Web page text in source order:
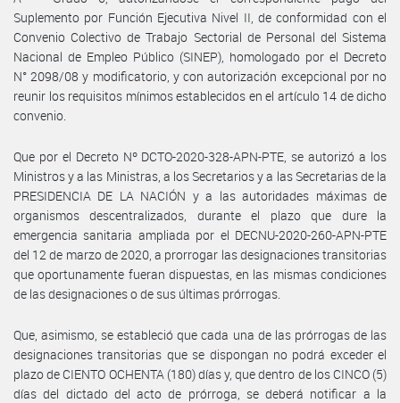
Suplemento por Función Ejecutiva Nivel II, de conformidad con el
Convenio Colectivo de Trabajo Sectorial de Personal del Sistema
Nacional de Empleo Público (SINEP), homologado por el Decreto
N° 2098/08 y modificatorio, y con autorización excepcional por no
reunir los requisitos mínimos establecidos en el artículo 14 de dicho
convenio.
Que por el Decreto Nº DCTO-2020-328-APN-PTE, se autorizó a los
Ministros y a las Ministras, a los Secretarios y a las Secretarias de la
PRESIDENCIA DE LA NACIÓN y a las autoridades máximas de
organismos descentralizados, durante el plazo que dure la
emergencia sanitaria ampliada por el DECNU-2020-260-APN-PTE
del 12 de marzo de 2020, a prorrogar las designaciones transitorias
que oportunamente fueran dispuestas, en las mismas condiciones
de las designaciones o de sus últimas prórrogas.
Que, asimismo, se estableció que cada una de las prórrogas de las
designaciones transitorias que se dispongan no podrá exceder el
plazo de CIENTO OCHENTA (180) días y, que dentro de los CINCO (5)
días del dictado del acto de prórroga, se deberá notificar a la